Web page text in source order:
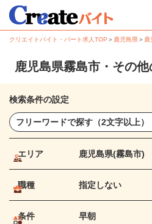
クリエイトバイト・パート求人TOP ＞ 鹿児島県＞ 鹿
鹿児島県霧島市・その
検索条件の設定
エリア 鹿児島県(霧島市)
職種 指定しない
条件 早朝